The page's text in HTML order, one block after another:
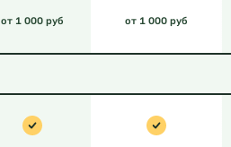
от 1 000 руб от 1 000 руб